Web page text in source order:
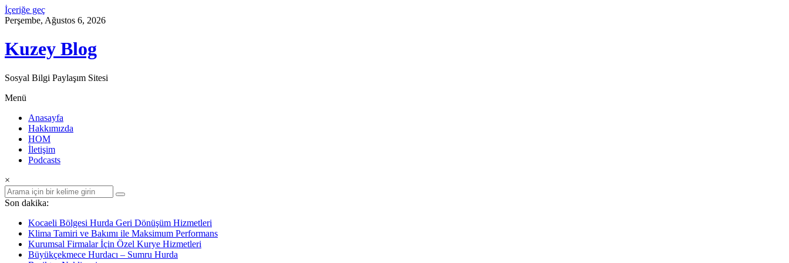
İçeriğe geç
Perşembe, Ağustos 6, 2026
Kuzey Blog
Sosyal Bilgi Paylaşım Sitesi
Menü
Anasayfa
Hakkımızda
HOM
İletişim
Podcasts
×
Son dakika:
Kocaeli Bölgesi Hurda Geri Dönüşüm Hizmetleri
Klima Tamiri ve Bakımı ile Maksimum Performans
Kurumsal Firmalar İçin Özel Kurye Hizmetleri
Büyükçekmece Hurdacı – Sumru Hurda